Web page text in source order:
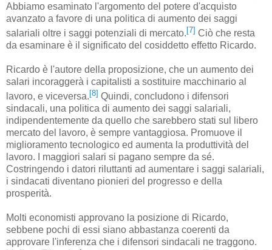
Abbiamo esaminato l'argomento del potere d'acquisto
avanzato a favore di una politica di aumento dei saggi
salariali oltre i saggi potenziali di mercato. [7] Ciò che resta
da esaminare è il significato del cosiddetto effetto Ricardo.
Ricardo è l'autore della proposizione, che un aumento dei
salari incoraggerà i capitalisti a sostituire macchinario al
lavoro, e viceversa. [8] Quindi, concludono i difensori
sindacali, una politica di aumento dei saggi salariali,
indipendentemente da quello che sarebbero stati sul libero
mercato del lavoro, è sempre vantaggiosa. Promuove il
miglioramento tecnologico ed aumenta la produttività del
lavoro. I maggiori salari si pagano sempre da sé.
Costringendo i datori riluttanti ad aumentare i saggi salariali,
i sindacati diventano pionieri del progresso e della
prosperità.
Molti economisti approvano la posizione di Ricardo,
sebbene pochi di essi siano abbastanza coerenti da
approvare l'inferenza che i difensori sindacali ne traggono.